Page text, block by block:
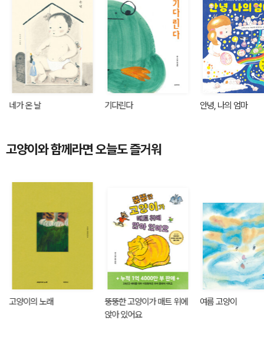
네가 온 날 기다린다 안녕, 나의 엄마
고양이와 함께라면 오늘도 즐거워
고양이의 노래
뚱뚱한 고양이가 매트 위에
앉아 있어요
여름 고양이